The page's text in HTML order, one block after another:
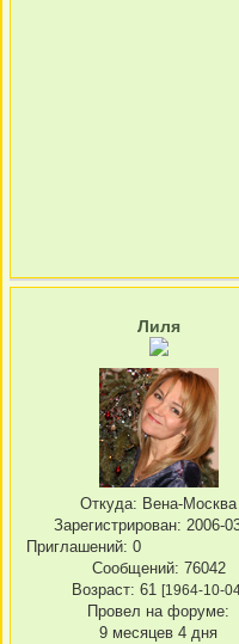
Лиля
Откуда: Вена-Москва
Зарегистрирован: 2006-
Приглашений: 0
Сообщений: 76042
Возраст: 61 [1964-10-
Провел на форуме:
9 месяцев 4 дня